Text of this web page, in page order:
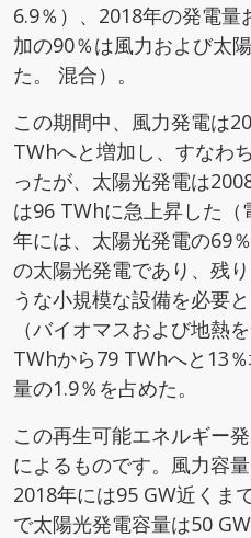
6.9％）、2018年の発電
加の90％は風力および太
た。 混合）。
この期間中、風力発電は
TWhへと増加し、すなわ
ったが、太陽光発電は
は96 TWhに急上昇した（
年には、太陽光発電の69
の太陽光発電であり、残
うな小規模な設備を必要
（バイオマスおよび地熱
TWhから79 TWhへと13
量の1.9％を占めた。
この再生可能エネルギー
によるものです。風力容
2018年には95 GW近くま
で太陽光発電容量は50